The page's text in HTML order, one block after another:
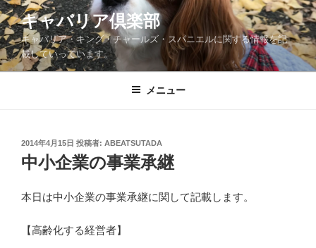
コ
ン
テ
ン
ツ
キャバリア倶楽部
キャバリア・キング・チャールズ・スパニエルに関する情報を記
載していっています。
メニュー
投
日:
2014年4月15日 投稿者: ABEATSUTADA
中小企業の事業承継
本日は中小企業の事業承継に関して記載します。
【高齢化する経営者】